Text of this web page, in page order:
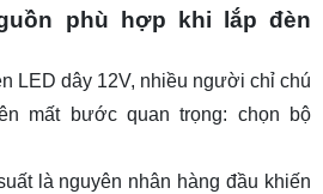
phù hợp khi lắp đèn
LED dây 12V, nhiều người chỉ chú
mất bước quan trọng: chọn bộ
là nguyên nhân hàng đầu khiến